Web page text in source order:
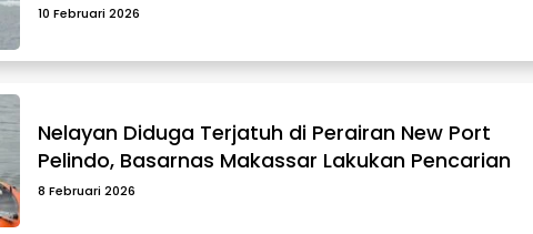
10 Februari 2026
Nelayan Diduga Terjatuh di Perairan New Port
Pelindo, Basarnas Makassar Lakukan Pencarian
8 Februari 2026